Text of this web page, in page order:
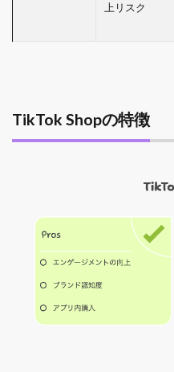
上リスク
TikTok Shopの特徴